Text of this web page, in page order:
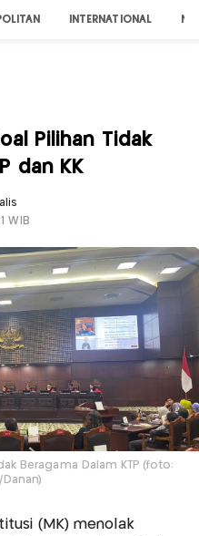
INTERNATIONAL
Pilihan Tidak
dan KK
WIB
Beragama Dalam KTP (foto:
(MK) menolak